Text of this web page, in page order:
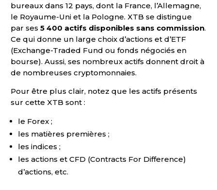
bureaux dans 12 pays, dont la France, l’Allemagne,
le Royaume-Uni et la Pologne. XTB se distingue
par ses5 400 actifs disponibles sans commission.
Ce qui donne un large choix d’actions et d’ETF
(Exchange-Traded Fund ou fonds négociés en
bourse). Aussi, ses nombreux actifs donnent droit à
de nombreuses cryptomonnaies.
Pour être plus clair, notez que les actifs présents
sur cette XTB sont :
le Forex ;
les matières premières ;
les indices ;
les actions et CFD (Contracts For Difference)
d’actions, etc.